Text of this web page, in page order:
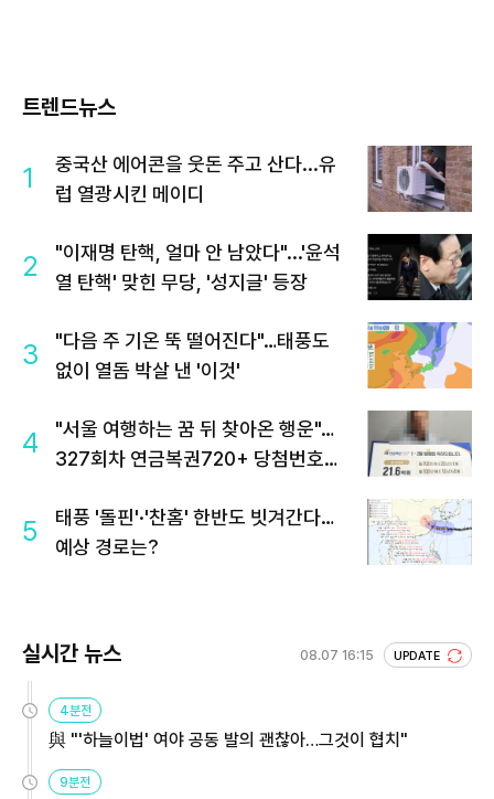
트렌드뉴스
1
중국산 에어콘을 웃돈 주고 산다...유
럽 열광시킨 메이디
2
"이재명 탄핵, 얼마 안 남았다"...'윤석
열 탄핵' 맞힌 무당, '성지글' 등장
3
"다음 주 기온 뚝 떨어진다"…태풍도
없이 열돔 박살 낸 '이것'
4
"서울 여행하는 꿈 뒤 찾아온 행운"…
327회차 연금복권720+ 당첨번호조
5
태풍 '돌핀'·'찬홈' 한반도 빗겨간다…
예상 경로는?
실시간 뉴스 08.07 16:15 UPDATE
4분전
與 "'하늘이법' 여야 공동 발의 괜찮아…그것이 협치"
9분전